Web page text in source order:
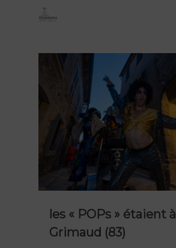
les « POPs » étaient à
Grimaud (83)